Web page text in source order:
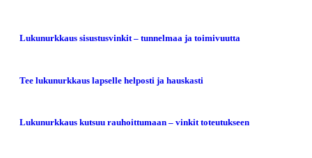
Lukunurkkaus sisustusvinkit – tunnelmaa ja toimivuutta
Tee lukunurkkaus lapselle helposti ja hauskasti
Lukunurkkaus kutsuu rauhoittumaan – vinkit toteutukseen